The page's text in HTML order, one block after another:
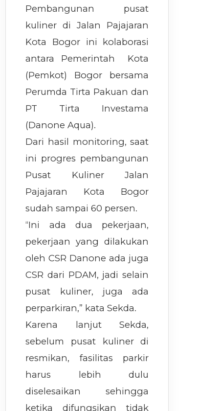
Pembangunan pusat
kuliner di Jalan Pajajaran
Kota Bogor ini kolaborasi
antara Pemerintah Kota
(Pemkot) Bogor bersama
Perumda Tirta Pakuan dan
PT Tirta Investama
(Danone Aqua).
Dari hasil monitoring, saat
ini progres pembangunan
Pusat Kuliner Jalan
Pajajaran Kota Bogor
sudah sampai 60 persen.
“Ini ada dua pekerjaan,
pekerjaan yang dilakukan
oleh CSR Danone ada juga
CSR dari PDAM, jadi selain
pusat kuliner, juga ada
perparkiran,” kata Sekda.
Karena lanjut Sekda,
sebelum pusat kuliner di
resmikan, fasilitas parkir
harus lebih dulu
diselesaikan sehingga
ketika difungsikan tidak